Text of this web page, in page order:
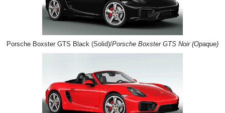
Porsche Boxster GTS Black (Solid)/Porsche Boxster GTS Noir (Opaque)